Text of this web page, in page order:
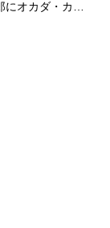
にオカダ・カ…